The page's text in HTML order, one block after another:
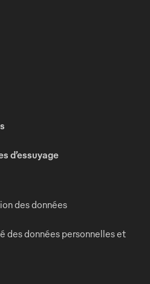
d’essuyage
des données
données personnelles et